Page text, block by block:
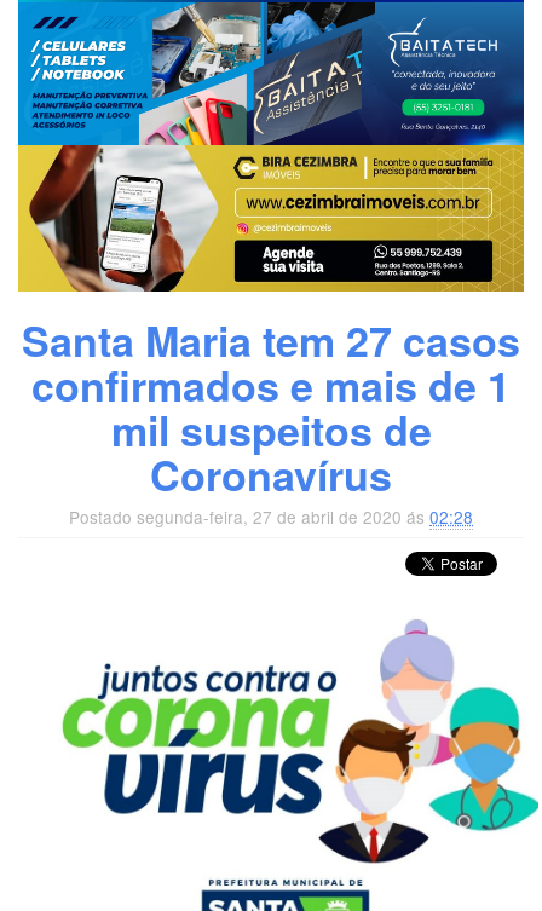
Santa Maria tem 27 casos
confirmados e mais de 1
mil suspeitos de
Coronavírus
Postado segunda-feira, 27 de abril de 2020 ás 02:28